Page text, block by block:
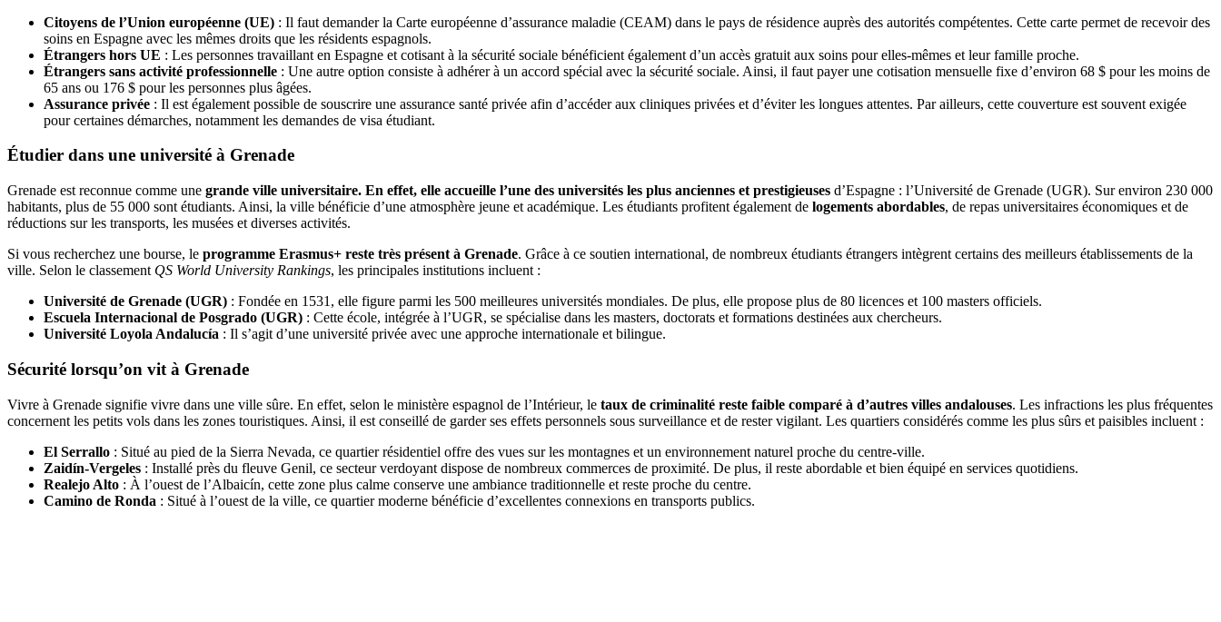
Citoyens de l’Union européenne (UE) : Il faut demander la Carte européenne d’assurance maladie (CEAM) dans le pays de résidence auprès des autorités compétentes. Cette carte permet de recevoir des
soins en Espagne avec les mêmes droits que les résidents espagnols.
Étrangers hors UE : Les personnes travaillant en Espagne et cotisant à la sécurité sociale bénéficient également d’un accès gratuit aux soins pour elles-mêmes et leur famille proche.
Étrangers sans activité professionnelle : Une autre option consiste à adhérer à un accord spécial avec la sécurité sociale. Ainsi, il faut payer une cotisation mensuelle fixe d’environ 68 $ pour les moins de
65 ans ou 176 $ pour les personnes plus âgées.
Assurance privée : Il est également possible de souscrire une assurance santé privée afin d’accéder aux cliniques privées et d’éviter les longues attentes. Par ailleurs, cette couverture est souvent exigée
pour certaines démarches, notamment les demandes de visa étudiant.
Étudier dans une université à Grenade
Grenade est reconnue comme une grande ville universitaire. En effet, elle accueille l’une des universités les plus anciennes et prestigieuses d’Espagne : l’Université de Grenade (UGR). Sur environ 230 000
habitants, plus de 55 000 sont étudiants. Ainsi, la ville bénéficie d’une atmosphère jeune et académique. Les étudiants profitent également de logements abordables, de repas universitaires économiques et de
réductions sur les transports, les musées et diverses activités.
Si vous recherchez une bourse, le programme Erasmus+ reste très présent à Grenade. Grâce à ce soutien international, de nombreux étudiants étrangers intègrent certains des meilleurs établissements de la
ville. Selon le classement QS World University Rankings, les principales institutions incluent :
Université de Grenade (UGR) : Fondée en 1531, elle figure parmi les 500 meilleures universités mondiales. De plus, elle propose plus de 80 licences et 100 masters officiels.
Escuela Internacional de Posgrado (UGR) : Cette école, intégrée à l’UGR, se spécialise dans les masters, doctorats et formations destinées aux chercheurs.
Université Loyola Andalucía : Il s’agit d’une université privée avec une approche internationale et bilingue.
Sécurité lorsqu’on vit à Grenade
Vivre à Grenade signifie vivre dans une ville sûre. En effet, selon le ministère espagnol de l’Intérieur, le taux de criminalité reste faible comparé à d’autres villes andalouses. Les infractions les plus fréquentes
concernent les petits vols dans les zones touristiques. Ainsi, il est conseillé de garder ses effets personnels sous surveillance et de rester vigilant. Les quartiers considérés comme les plus sûrs et paisibles incluent :
El Serrallo : Situé au pied de la Sierra Nevada, ce quartier résidentiel offre des vues sur les montagnes et un environnement naturel proche du centre-ville.
Zaidín-Vergeles : Installé près du fleuve Genil, ce secteur verdoyant dispose de nombreux commerces de proximité. De plus, il reste abordable et bien équipé en services quotidiens.
Realejo Alto : À l’ouest de l’Albaicín, cette zone plus calme conserve une ambiance traditionnelle et reste proche du centre.
Camino de Ronda : Situé à l’ouest de la ville, ce quartier moderne bénéficie d’excellentes connexions en transports publics.